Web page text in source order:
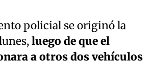
policial se originó la
luego de que el
a otros dos vehículos